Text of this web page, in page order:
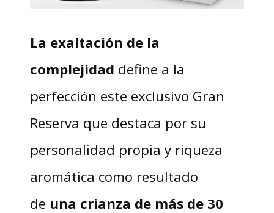
La exaltación de la
complejidad define a la
perfección este exclusivo Gran
Reserva que destaca por su
personalidad propia y riqueza
aromática como resultado
de una crianza de más de 30